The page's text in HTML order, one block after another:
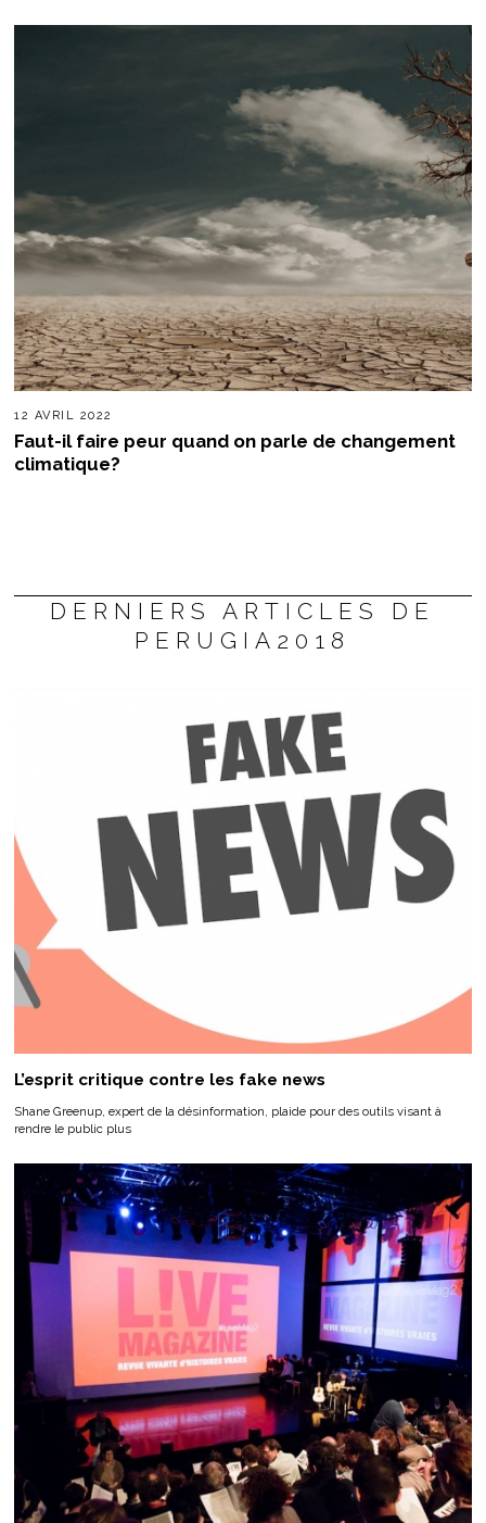
12 AVRIL 2022
Faut-il faire peur quand on parle de changement
climatique?
DERNIERS ARTICLES DE
PERUGIA2018
L’esprit critique contre les fake news
Shane Greenup, expert de la désinformation, plaide pour des outils visant à
rendre le public plus